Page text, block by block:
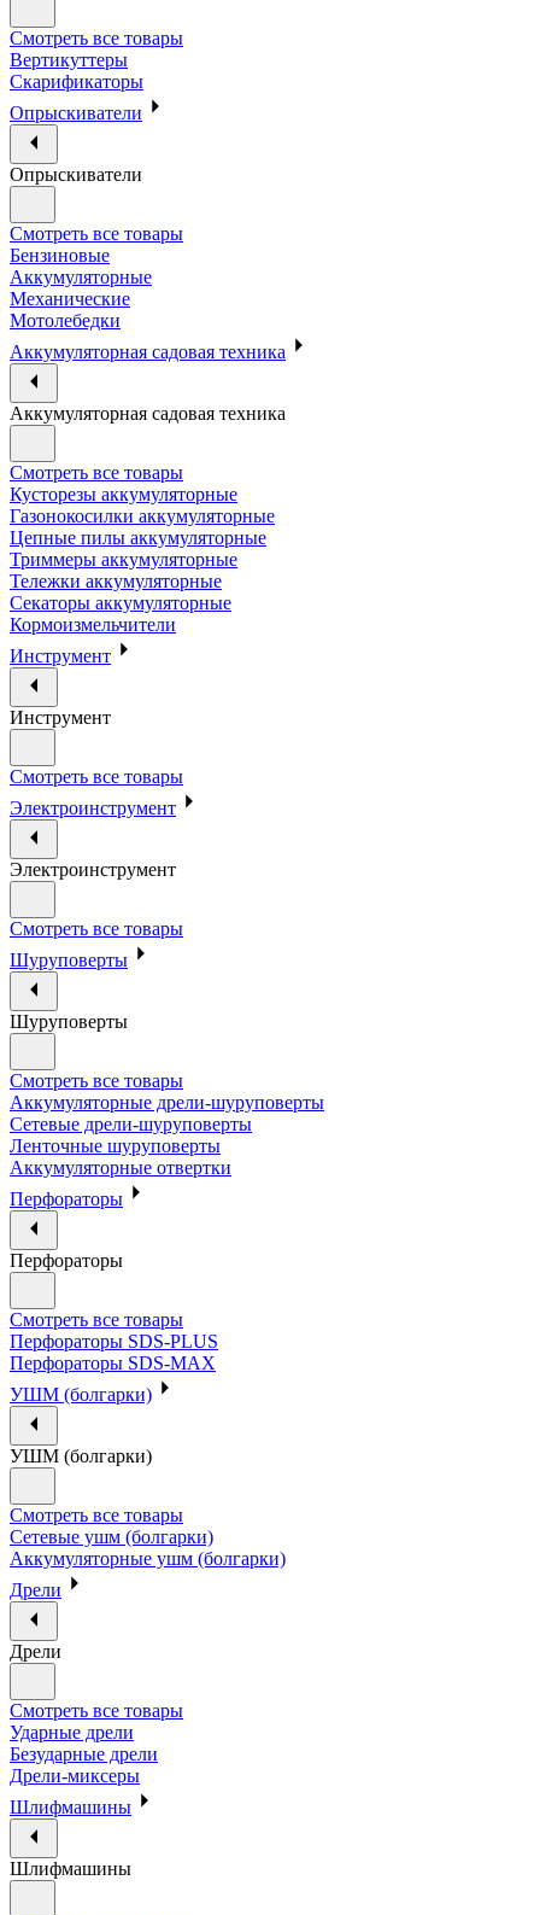
Смотреть все товары
Вертикуттеры
Скарификаторы
Опрыскиватели
Опрыскиватели
Смотреть все товары
Бензиновые
Аккумуляторные
Механические
Мотолебедки
Аккумуляторная садовая техника
Аккумуляторная садовая техника
Смотреть все товары
Кусторезы аккумуляторные
Газонокосилки аккумуляторные
Цепные пилы аккумуляторные
Триммеры аккумуляторные
Тележки аккумуляторные
Секаторы аккумуляторные
Кормоизмельчители
Инструмент
Инструмент
Смотреть все товары
Электроинструмент
Электроинструмент
Смотреть все товары
Шуруповерты
Шуруповерты
Смотреть все товары
Аккумуляторные дрели-шуруповерты
Сетевые дрели-шуруповерты
Ленточные шуруповерты
Аккумуляторные отвертки
Перфораторы
Перфораторы
Смотреть все товары
Перфораторы SDS-PLUS
Перфораторы SDS-MAX
УШМ (болгарки)
УШМ (болгарки)
Смотреть все товары
Сетевые ушм (болгарки)
Аккумуляторные ушм (болгарки)
Дрели
Дрели
Смотреть все товары
Ударные дрели
Безударные дрели
Дрели-миксеры
Шлифмашины
Шлифмашины